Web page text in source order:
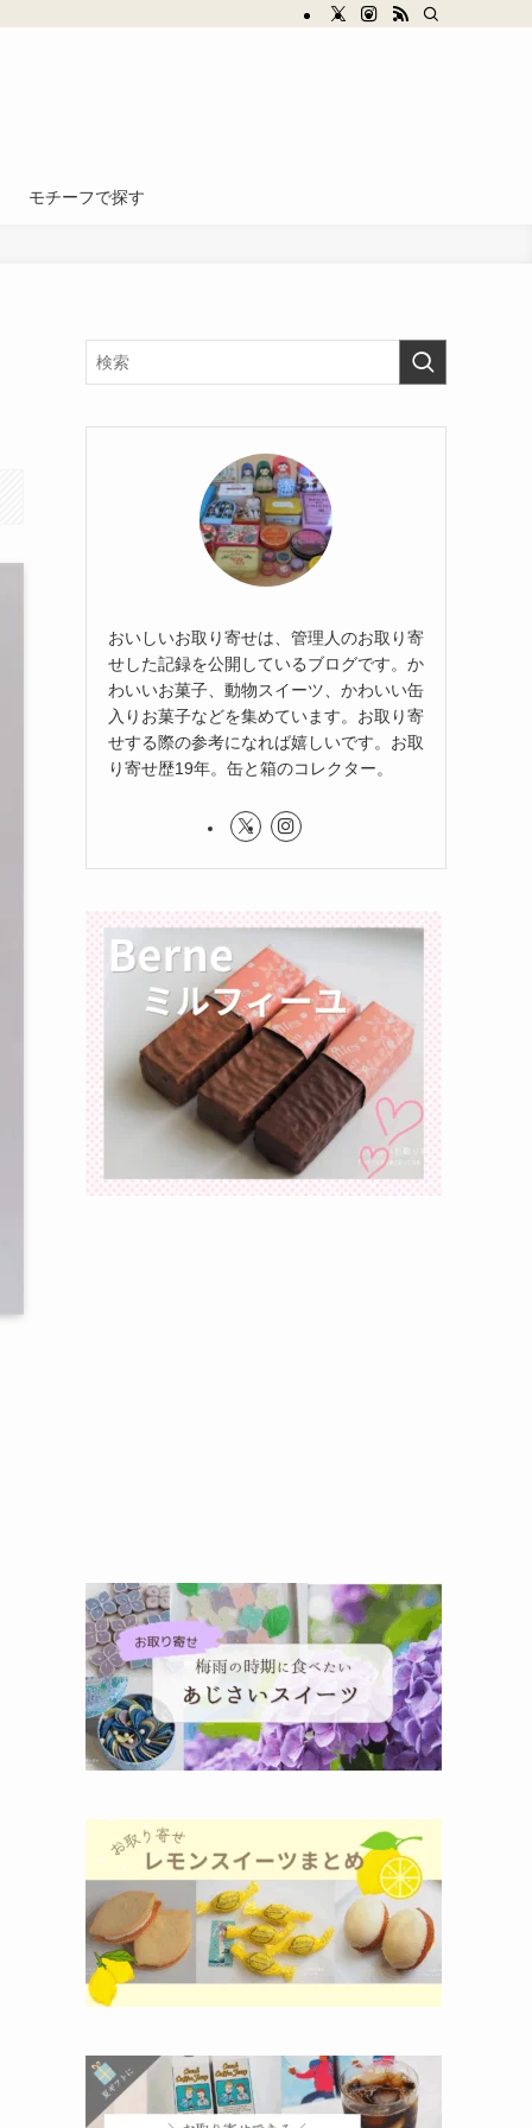
モチーフで探す
おいしいお取り寄せは、管理人のお取り寄
せした記録を公開しているブログです。か
わいいお菓子、動物スイーツ、かわいい缶
入りお菓子などを集めています。お取り寄
せする際の参考になれば嬉しいです。お取
り寄せ歴19年。缶と箱のコレクター。